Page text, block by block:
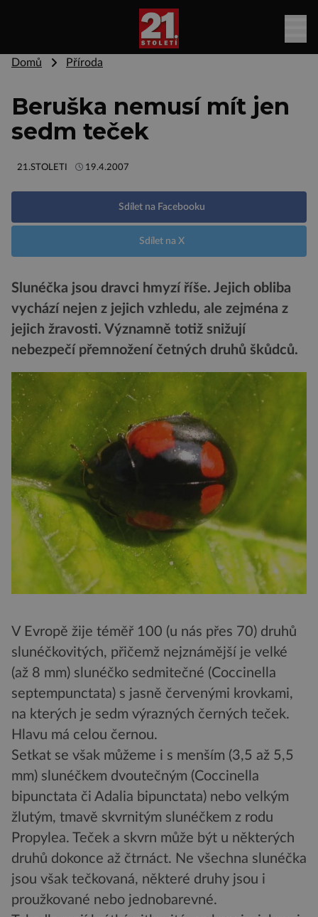
Domů Příroda
Beruška nemusí mít jen
sedm teček
21.STOLETI 19.4.2007
Sdílet na Facebooku
Sdílet na X
Slunéčka jsou dravci hmyzí říše. Jejich obliba
vychází nejen z jejich vzhledu, ale zejména z
jejich žravosti. Významně totiž snižují
nebezpečí přemnožení četných druhů škůdců.
V Evropě žije téměř 100 (u nás přes 70) druhů
slunéčkovitých, přičemž nejznámější je velké
(až 8 mm) slunéčko sedmitečné (Coccinella
septempunctata) s jasně červenými krovkami,
na kterých je sedm výrazných černých teček.
Hlavu má celou černou.
Setkat se však můžeme i s menším (3,5 až 5,5
mm) slunéčkem dvoutečným (Coccinella
bipunctata či Adalia bipunctata) nebo velkým
žlutým, tmavě skvrnitým slunéčkem z rodu
Propylea. Teček a skvrn může být u některých
druhů dokonce až čtrnáct. Ne všechna slunéčka
jsou však tečkovaná, některé druhy jsou i
proužkované nebo jednobarevné.